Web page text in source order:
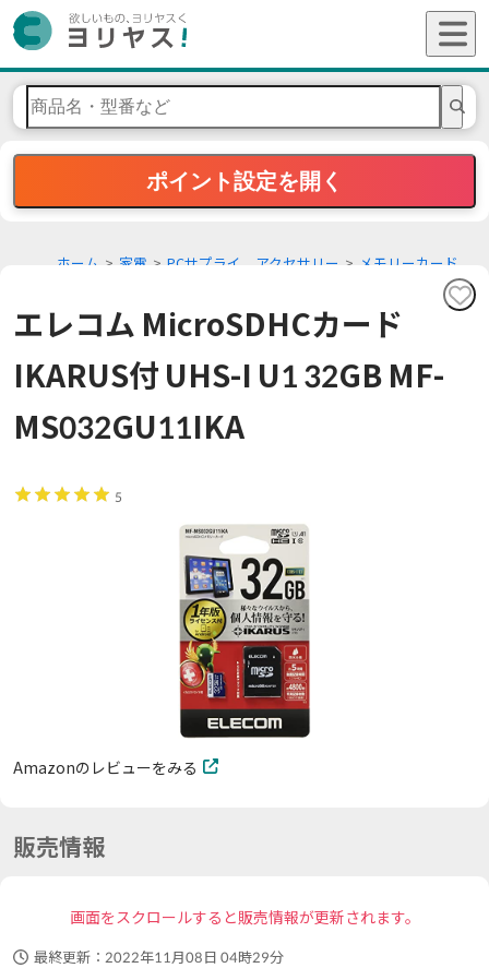
ポイント設定を開く
ホーム 家電 PCサプライ、アクセサリー メモリーカード
エレコム MicroSDHCカード
IKARUS付 UHS-I U1 32GB MF-
MS032GU11IKA
5
Amazonのレビューをみる
販売情報
画面をスクロールすると販売情報が更新されます。
最終更新： 2022年11月08日 04時29分